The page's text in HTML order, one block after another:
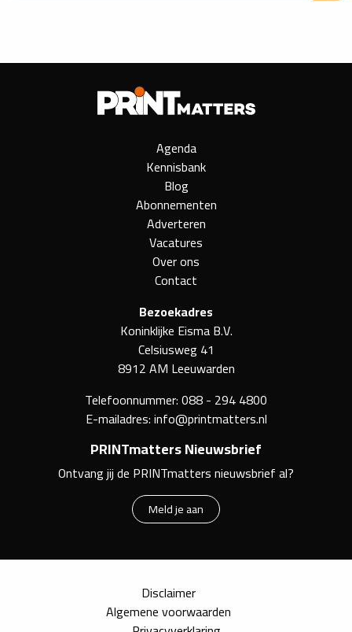
Agenda
Kennisbank
Blog
Abonnementen
Adverteren
Vacatures
Over ons
Contact
Bezoekadres
Koninklijke Eisma B.V.
Celsiusweg 41
8912 AM Leeuwarden
Telefoonnummer:088 - 294 4800
E-mailadres:info@printmatters.nl
PRINTmatters Nieuwsbrief
Ontvang jij de PRINTmatters nieuwsbrief al?
Meld je aan
Disclaimer
Algemene voorwaarden